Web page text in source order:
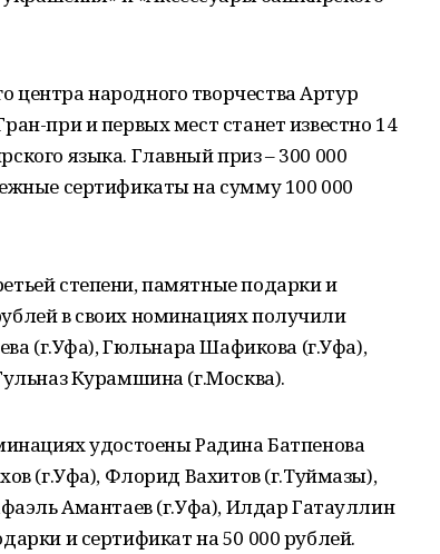
центра народного творчества Артур
при и первых мест станет известно 14
языка. Главный приз – 300 000
сертификаты на сумму 100 000
степени, памятные подарки и
в своих номинациях получили
(г.Уфа), Гюльнара Шафикова (г.Уфа),
Курамшина (г.Москва).
удостоены Радина Батпенова
(г.Уфа), Флорид Вахитов (г.Туймазы),
Амантаев (г.Уфа), Илдар Гатауллин
и сертификат на 50 000 рублей.